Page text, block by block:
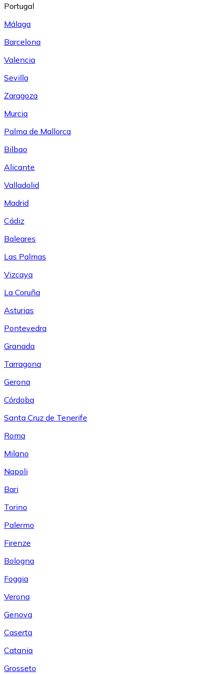
Portugal
Málaga
Barcelona
Valencia
Sevilla
Zaragoza
Murcia
Palma de Mallorca
Bilbao
Alicante
Valladolid
Madrid
Cádiz
Baleares
Las Palmas
Vizcaya
La Coruña
Asturias
Pontevedra
Granada
Tarragona
Gerona
Córdoba
Santa Cruz de Tenerife
Roma
Milano
Napoli
Bari
Torino
Palermo
Firenze
Bologna
Foggia
Verona
Genova
Caserta
Catania
Grosseto